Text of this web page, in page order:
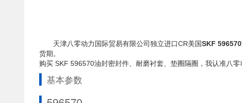
天津八零动力国际贸易有限公司独立进口CR美国SKF
货期。
购买 SKF 596570油封密封件、耐磨衬套、垫圈隔圈，我认准八
基本参数